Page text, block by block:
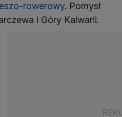
rowerowy. Pomysł
i Góry Kalwarii.